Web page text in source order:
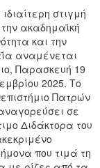
στιγμή
ακαδημαϊκή
και την
αναμένεται
Παρασκευή 19
2025. Το
Πατρών
σε
Διδάκτορα του
που τιμά τη